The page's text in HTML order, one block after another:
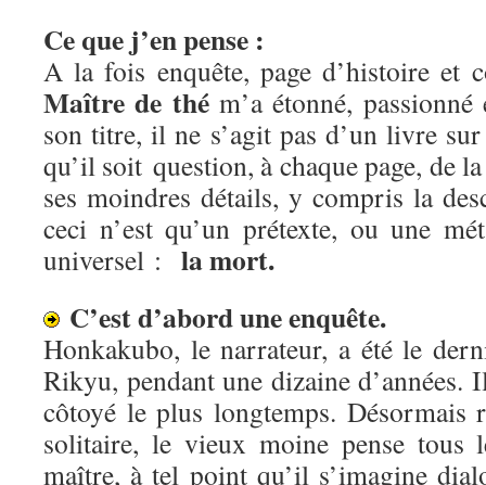
Ce que j’en pense :
A la fois enquête, page d’histoire et
Maître de thém’a étonné,
son titre, il ne s’agit pas d’un livre
qu’il soit question, à chaque page, de
ses moindres détails, y compris la
ceci n’est qu’un prétexte, ou une
universel : la mort.
C’est d’abord une enquête.
Honkakubo, le narrateur, a été le
Rikyu, pendant une dizaine d’années.
côtoyé le plus longtemps. Désormais
solitaire, le vieux moine pense tous
maître, à tel point qu’il s’imagine